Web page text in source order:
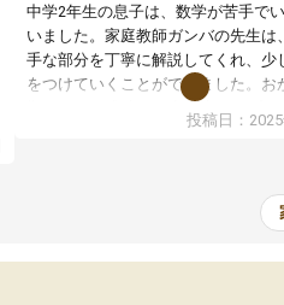
中学2年生の息子は、数学が苦手で
いました。家庭教師ガンバの先生は
手な部分を丁寧に解説してくれ、少
をつけていくことができました。お
期テストの成績が10点以上アップし
投稿日：